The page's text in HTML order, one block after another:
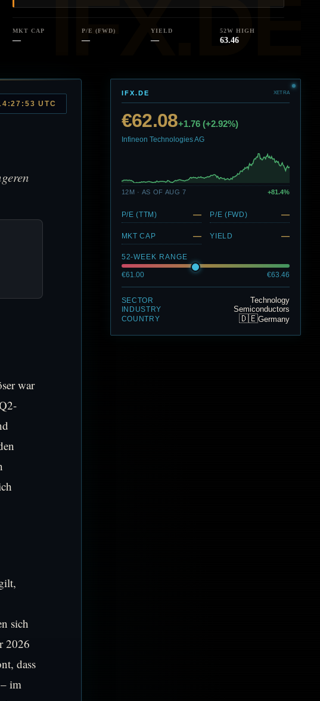
MKT CAP
—
P/E (FWD)
—
YIELD
—
52W HIGH
63.46
UTC
war
sich
2026
dass
im
IFX.DE XETRA
€62.08+1.76 (+2.92%)
Infineon Technologies AG
12M · AS OF AUG 7 +81.4%
P/E (TTM) — P/E (FWD) —
MKT CAP — YIELD —
52-WEEK RANGE
€61.00 €63.46
SECTOR Technology
INDUSTRY Semiconductors
COUNTRY 🇩🇪Germany